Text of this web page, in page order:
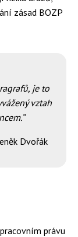
zásad BOZP
je to
vztah
Dvořák
právu